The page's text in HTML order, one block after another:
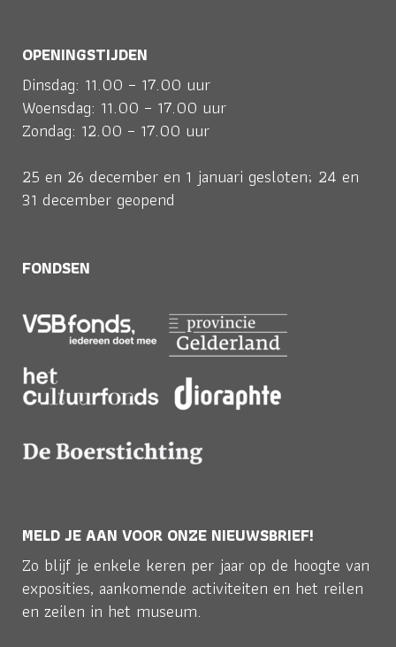
OPENINGSTIJDEN
Dinsdag: 11.00 – 17.00 uur
Woensdag: 11.00 – 17.00 uur
Zondag: 12.00 – 17.00 uur
25 en 26 december en 1 januari gesloten; 24 en
31 december geopend
FONDSEN
MELD JE AAN VOOR ONZE NIEUWSBRIEF!
Zo blijf je enkele keren per jaar op de hoogte van
exposities, aankomende activiteiten en het reilen
en zeilen in het museum.